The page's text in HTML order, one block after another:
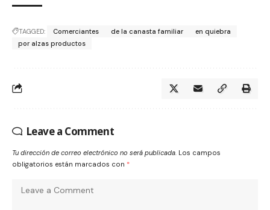
TAGGED: Comerciantes de la canasta familiar
en quiebra
por alzas productos
Leave a Comment
Tu dirección de correo electrónico no será publicada. Los campos
obligatorios están marcados con *